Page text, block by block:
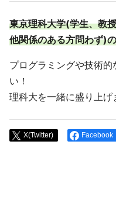
東京理科大学(学生、教
他関係のある方問わず)
プログラミングや技術
い！
理科大を一緒に盛り上げ
X(Twitter) Facebook